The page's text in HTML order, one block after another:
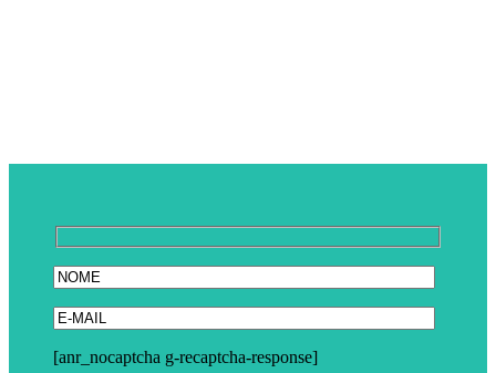
[anr_nocaptcha g-recaptcha-response]